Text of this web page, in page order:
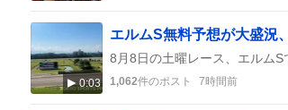
0:03 1,062件のポスト 7時間前